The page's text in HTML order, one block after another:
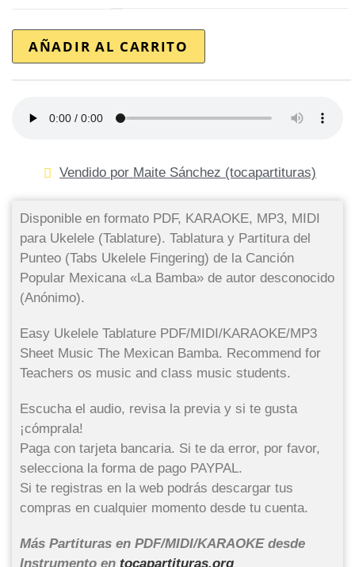
AÑADIR AL CARRITO
Vendido por Maite Sánchez (tocapartituras)
Disponible en formato PDF, KARAOKE, MP3, MIDI
para Ukelele (Tablature). Tablatura y Partitura del
Punteo (Tabs Ukelele Fingering) de la Canción
Popular Mexicana «La Bamba» de autor desconocido
(Anónimo).
Easy Ukelele Tablature PDF/MIDI/KARAOKE/MP3
Sheet Music The Mexican Bamba. Recommend for
Teachers os music and class music students.
Escucha el audio, revisa la previa y si te gusta
¡cómprala!
Paga con tarjeta bancaria. Si te da error, por favor,
selecciona la forma de pago PAYPAL.
Si te registras en la web podrás descargar tus
compras en cualquier momento desde tu cuenta.
Más Partituras en PDF/MIDI/KARAOKE desde
Instrumento en tocapartituras.org